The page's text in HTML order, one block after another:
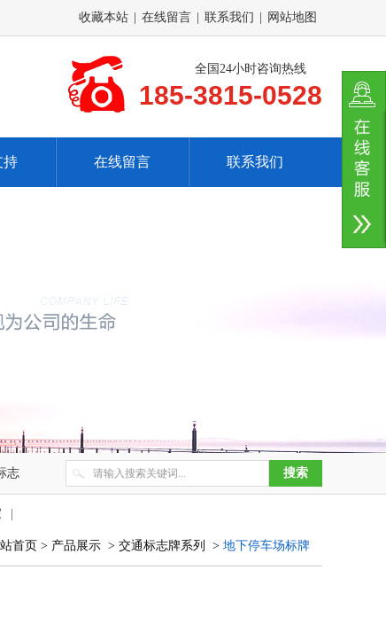
收藏本站 在线留言 联系我们 网站地图
全国24小时咨询热线
185-3815-0528
持 在线留言 联系我们
志
首页 > 产品展示 > 交通标志牌系列 > 地下停车场标牌